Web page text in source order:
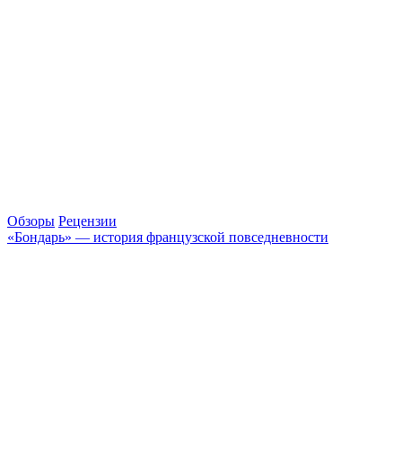
Обзоры Рецензии
«Бондарь» — история французской повседневности